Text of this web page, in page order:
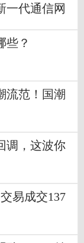
一代通信网
些？
流范！国潮
调，这波你
易成交137